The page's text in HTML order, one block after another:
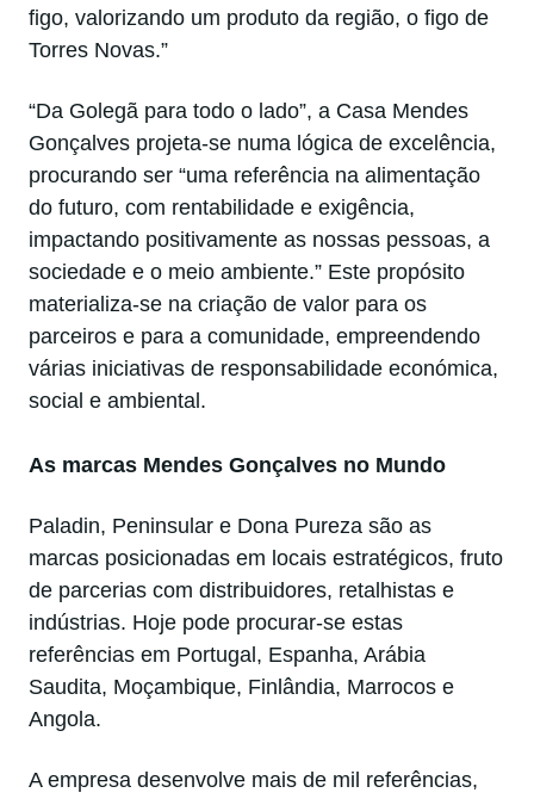
figo, valorizando um produto da região, o figo de
Torres Novas.”
“Da Golegã para todo o lado”, a Casa Mendes
Gonçalves projeta-se numa lógica de excelência,
procurando ser “uma referência na alimentação
do futuro, com rentabilidade e exigência,
impactando positivamente as nossas pessoas, a
sociedade e o meio ambiente.” Este propósito
materializa-se na criação de valor para os
parceiros e para a comunidade, empreendendo
várias iniciativas de responsabilidade económica,
social e ambiental.
As marcas Mendes Gonçalves no Mundo
Paladin, Peninsular e Dona Pureza são as
marcas posicionadas em locais estratégicos, fruto
de parcerias com distribuidores, retalhistas e
indústrias. Hoje pode procurar-se estas
referências em Portugal, Espanha, Arábia
Saudita, Moçambique, Finlândia, Marrocos e
Angola.
A empresa desenvolve mais de mil referências,